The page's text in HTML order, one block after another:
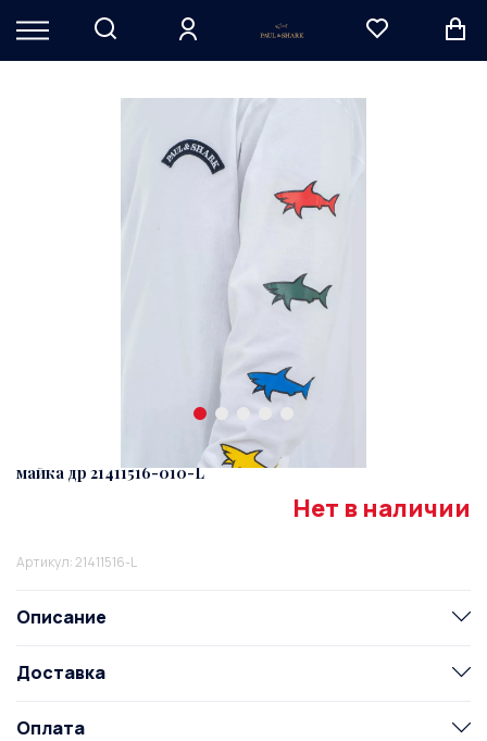
Артикул: 21411516-L
майка др 21411516-010-L
Нет в наличии
Описание
Доставка
Оплата